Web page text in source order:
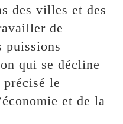
des villes et des
de
puissions
qui se décline
le
et de la